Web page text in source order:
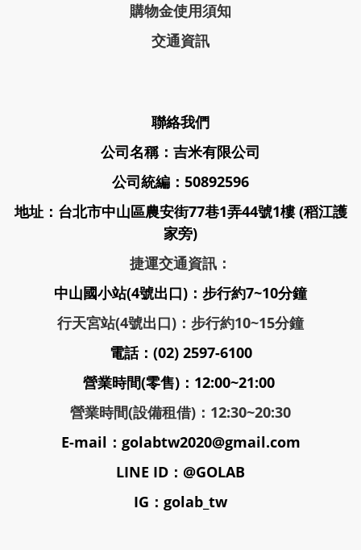
購物金使用須知
交通資訊
聯絡我們
公司名稱：吉米有限公司
公司統編：50892596
地址：台北市中山區農安街77巷1弄44號1樓 (稻江護
家旁)
捷運交通資訊：
中山國小站(4號出口)：步行約7~10分鐘
行天宮站(4號出口)：步行約10~15分鐘
電話：(02) 2597-6100
營業時間(零售)：12:00~21:00
營業時間(設備租借)：12:30~20:30
E-mail：golabtw2020@gmail.com
LINE ID：@GOLAB
IG：golab_tw